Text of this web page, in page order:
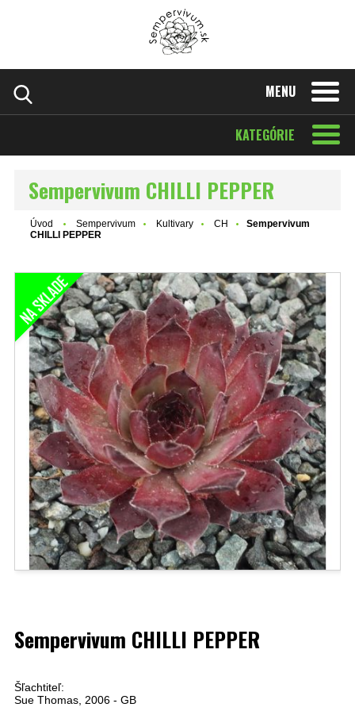
MENU
KATEGÓRIE
Sempervivum CHILLI PEPPER
Úvod Sempervivum Kultivary CH
Sempervivum
CHILLI PEPPER
Sempervivum CHILLI PEPPER
Šľachtiteľ:
Sue Thomas, 2006 - GB